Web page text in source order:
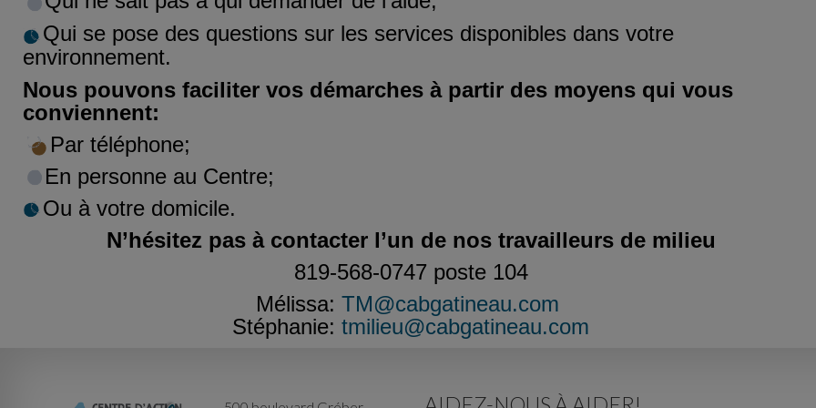
Qui se pose des questions sur les services disponibles dans votre
environnement.
Nous pouvons faciliter vos démarches à partir des moyens qui vous
conviennent:
Par téléphone;
En personne au Centre;
Ou à votre domicile.
N’hésitez pas à contacter l’un de nos travailleurs de milieu
819-568-0747 poste 104
Mélissa:TM@cabgatineau.com
Stéphanie:tmilieu@cabgatineau.com